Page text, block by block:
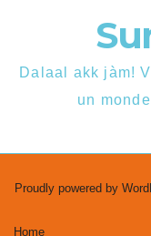
Dalaal akk jàm!
un
Proudly powered by
Home